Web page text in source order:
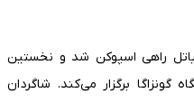
راهی اسپوکن شد و نخستین
برگزار می‌کند. شاگردان